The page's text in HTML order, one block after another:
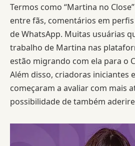
Termos como “Martina no
entre fãs, comentários em
de WhatsApp. Muitas usuárias
trabalho de Martina nas
estão migrando com ela para o
Além disso, criadoras iniciantes
começaram a avaliar com mais
possibilidade de também